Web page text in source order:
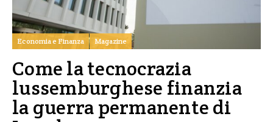
Economia e Finanza Magazine
Come la tecnocrazia
lussemburghese finanzia
la guerra permanente di